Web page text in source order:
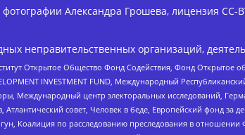
Александра Грошева, лицензия CC-
неправительственных организаций,
Открытое Общество Фонд Содействия, Фонд
INVESTMENT FUND, Международный
Международный центр электоральных исследований,
Атлантический совет, Человек в беде, Европейский фонд
Коалиция по расследованию преследования в